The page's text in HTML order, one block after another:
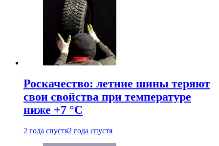
Роскачество: летние шины теряют
свои свойства при температуре
ниже +7 °C
2 года спустя2 года спустя